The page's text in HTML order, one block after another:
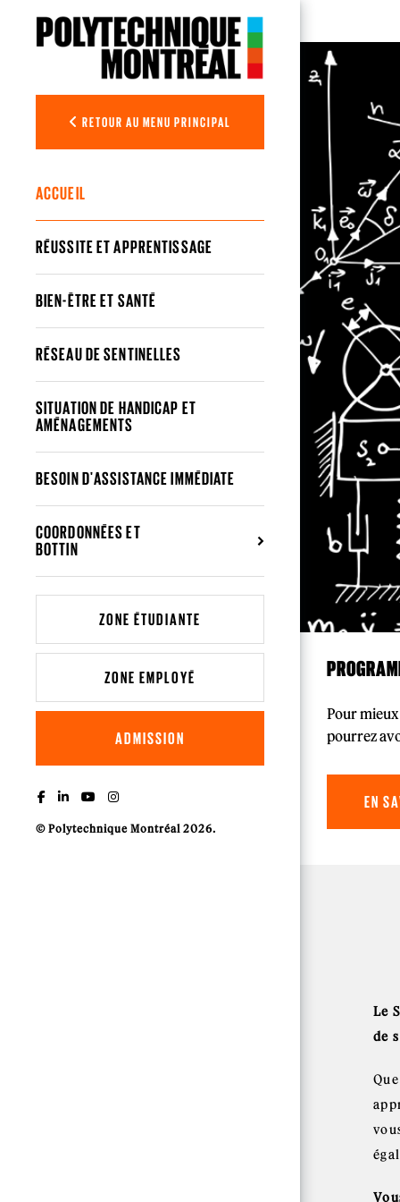
RETOUR AU MENU PRINCIPAL
ACCUEIL
RÉUSSITE ET APPRENTISSAGE
BIEN-ÊTRE ET SANTÉ
RÉSEAU DE SENTINELLES
SITUATION DE HANDICAP ET
AMÉNAGEMENTS
BESOIN D'ASSISTANCE IMMÉDIATE
COORDONNÉES ET
BOTTIN
ZONE ÉTUDIANTE
ZONE EMPLOYÉ
ADMISSION
© Polytechnique Montréal 2026.
Pour
pourrez
EN
Le
de